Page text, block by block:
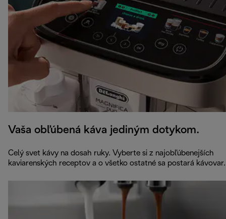
Vaša obľúbená káva jediným dotykom.
Celý svet kávy na dosah ruky. Vyberte si z najobľúbenejších
kaviarenských receptov a o všetko ostatné sa postará kávovar.